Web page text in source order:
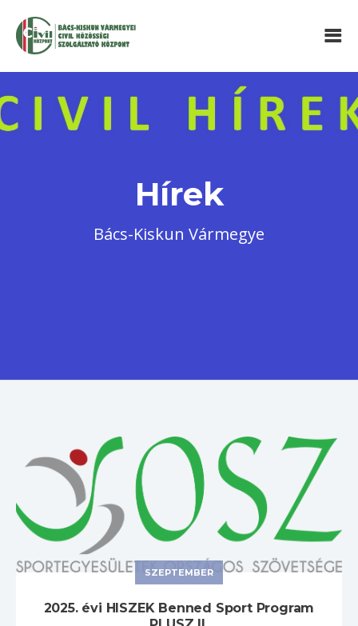
Hírek
Bács-Kiskun Vármegye
SZEPTEMBER
2025. évi HISZEK Benned Sport Program